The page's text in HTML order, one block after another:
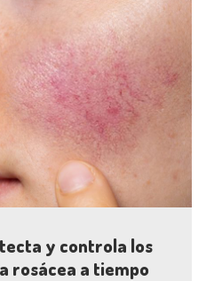
y controla los
rosácea a tiempo